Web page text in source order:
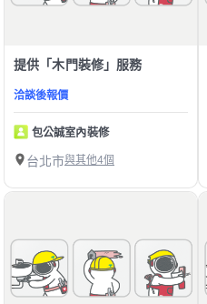
提供「木門裝修」服務
洽談後報價
包公誠室內裝修
台北市與其他4個